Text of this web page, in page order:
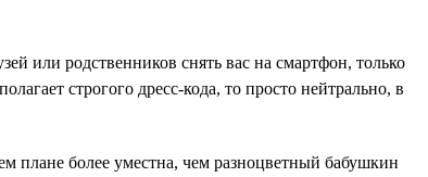
или родственников снять вас на смартфон, только
строгого дресс-кода, то просто нейтрально, в
более уместна, чем разноцветный бабушкин